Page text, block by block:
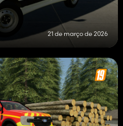
21 de março de 2026